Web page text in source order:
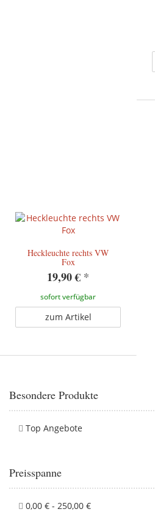
Heckleuchte rechts VW
Fox
19,90 € *
sofort verfügbar
zum Artikel
Besondere Produkte
Top Angebote
Preisspanne
0,00 € - 250,00 €